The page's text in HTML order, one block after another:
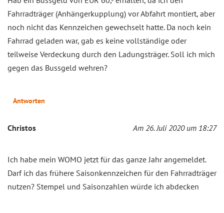
Fahrradträger (Anhängerkupplung) vor Abfahrt montiert, aber
noch nicht das Kennzeichen gewechselt hatte. Da noch kein
Fahrrad geladen war, gab es keine vollständige oder
teilweise Verdeckung durch den Ladungsträger. Soll ich mich
gegen das Bussgeld wehren?
Antworten
Christos Am 26. Juli 2020 um 18:27
Ich habe mein WOMO jetzt für das ganze Jahr angemeldet.
Darf ich das frühere Saisonkennzeichen für den Fahrradträger
nutzen? Stempel und Saisonzahlen würde ich abdecken